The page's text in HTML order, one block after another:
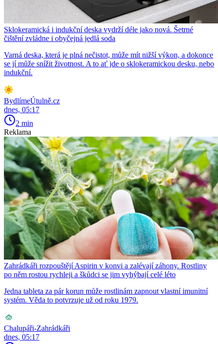
Sklokeramická i indukční deska vydrží déle jako nová. Šetrné
čištění zvládne i obyčejná jedlá soda
Varná deska, která je plná nečistot, může mít nižší výkon, a dokonce
se jí může snížit životnost. A to ať jde o sklokeramickou desku, nebo
indukční.
BydlímeÚtulně.cz
dnes, 05:17
2 min
Reklama
Zahrádkáři rozpouštějí Aspirin v konvi a zalévají záhony. Rostliny
po něm rostou rychleji a škůdci se jim vyhýbají celé léto
Jedna tableta za pár korun může rostlinám zapnout vlastní imunitní
systém. Věda to potvrzuje už od roku 1979.
Chalupáři-Zahrádkáři
dnes, 05:17